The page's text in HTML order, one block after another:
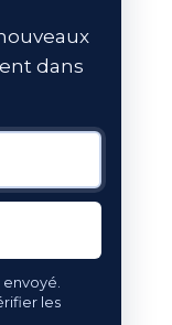
dans
les